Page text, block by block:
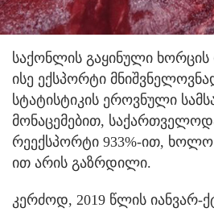
საქონლის გაყინული
ისე ექსპორტი
სტატისტიკის ეროვნული
მონაცემებით,
რეექსპორტი 933%-ით, ხოლო
ით არის გაზრდილი.
კერძოდ, 2019 წლის იანვარ-